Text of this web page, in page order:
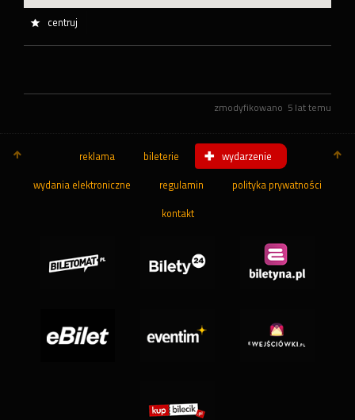
centruj
zmodyfikowano 5 lat temu
reklama bileterie wydarzenie
wydania elektroniczne regulamin polityka prywatności
kontakt